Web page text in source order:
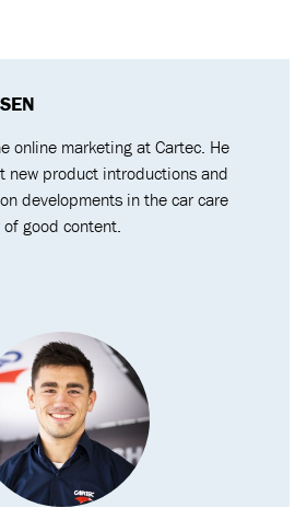
online marketing at Cartec. He
new product introductions and
developments in the car care
good content.